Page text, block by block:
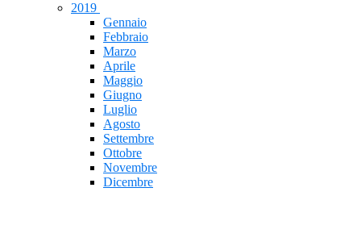
2019
Gennaio
Febbraio
Marzo
Aprile
Maggio
Giugno
Luglio
Agosto
Settembre
Ottobre
Novembre
Dicembre